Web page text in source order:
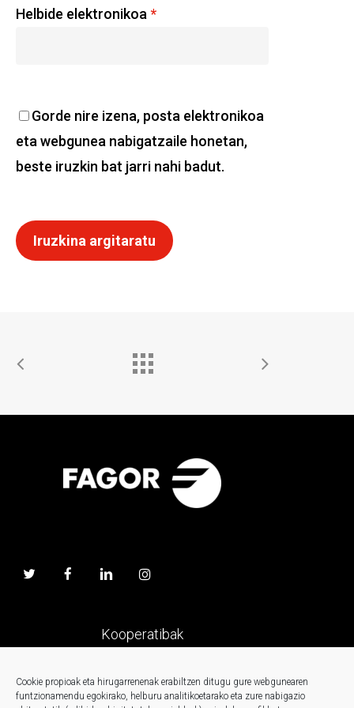
Cookie propioak eta hirugarrenenak erabiltzen ditugu gure webgunearen
funtzionamendu egokirako, helburu analitikoetarako eta zure nabigazio
Helbide elektronikoa *
Gorde nire izena, posta elektronikoa
eta webgunea nabigatzaile honetan,
beste iruzkin bat jarri nahi badut.
Kooperatibak
Prentsa